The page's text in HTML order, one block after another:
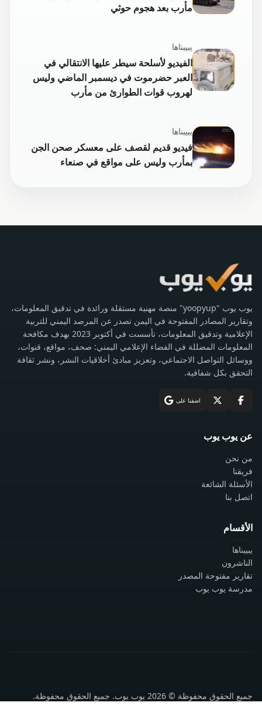
مأرب بعد هجوم حوثي
يبيبناها
الفيديو لأسلحة سيطر عليها الانتقالي في
العبر حضرموت في ديسمبر الماضي وليس
لهروب قوات الطوارئ من مأرب
يبيبناها
فيديو قديم لقصف على معسكر صحن الجن
بمأرب وليس على مواقع في صنعاء
يوب يوب "yoopyup" منصة مهنية مستقلة ورائدة في تدقيق المعلومات،
وتقارير المصادر المفتوحة في اليمن تصدر عن المرصد اليمني للتربية
الإعلامية وتدقيق المعلومات، تأسست في أكتوبر 2023 بهدف مكافحة
المعلومات المضللة في الفضاء الإعلامي اليمني: صحف، مواقع، قنوات،
ووسائل التواصل الاجتماعي، وتعزيز مبادئ أخلاقيات النشر، ونشر ثقافة
التحقق بكل شفافية.
اضفنا على
عن يوب يوب
من نحن
فريقنا
الأسئلة الشائعة
اتصل بنا
الأقسام
يبيبناها
الناشرون
تقارير مفتوحة المصدر
مدرسة يوب يوب
جميع الحقوق محفوظة © 2026 يوب يوب. جميع الحقوق محفوظة.